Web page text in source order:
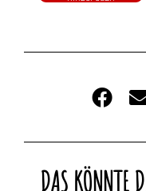
DAS KÖNNTE